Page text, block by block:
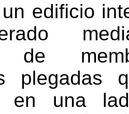
edificio
de
plegadas
en una